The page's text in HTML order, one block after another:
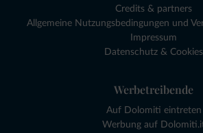
Credits & partners
Allgemeine Nutzungsbedingungen und
Impressum
Datenschutz & Cookies
Werbetreibende
Auf Dolomiti eintreten
Werbung auf